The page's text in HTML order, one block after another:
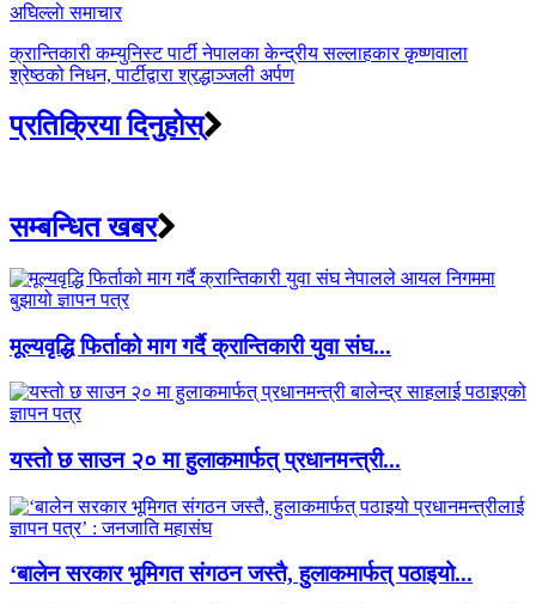
अघिल्लाे समाचार
क्रान्तिकारी कम्युनिस्ट पार्टी नेपालका केन्द्रीय सल्लाहकार कृष्णवाला
श्रेष्ठको निधन, पार्टीद्वारा श्रद्धाञ्जली अर्पण
प्रतिक्रिया दिनुहोस्
सम्बन्धित खबर
मूल्यवृद्धि फिर्ताको माग गर्दै क्रान्तिकारी युवा संघ...
यस्तो छ साउन २० मा हुलाकमार्फत् प्रधानमन्त्री...
‘बालेन सरकार भूमिगत संगठन जस्तै, हुलाकमार्फत् पठाइयो...